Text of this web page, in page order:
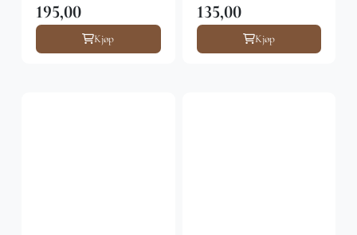
195,00
Kjøp
...
135,00
Kjøp